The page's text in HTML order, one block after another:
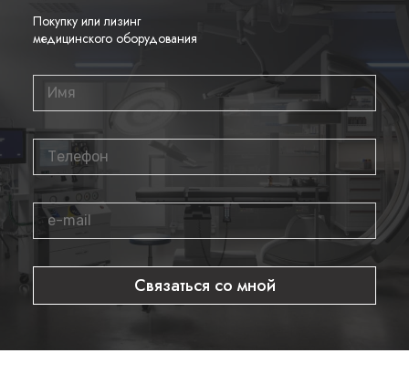
сократить время обследования без потери качества
диагностики.
Где купить
C1-6-D
вы можете в нашем интернет-магазине. Мы предлагаем
оригинальное медицинское оборудование с официальной
гарантией производителя. Для консультации или
оформления заказа звоните по телефону8 800 700 21 33
Покупку или лизинг
медицинского оборудования
Связаться со мной